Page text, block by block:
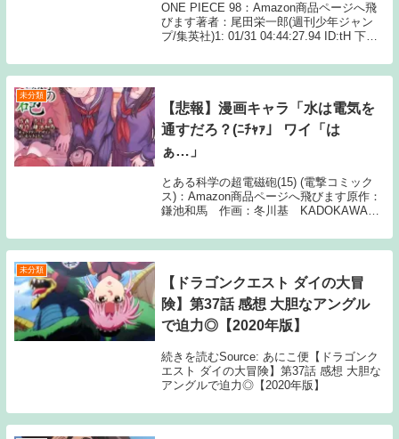
ONE PIECE 98：Amazon商品ページへ飛
びます著者：尾田栄一郎(週刊少年ジャン
プ/集英社)1: 01/31 04:44:27.94 ID:tH 下手
き合わされてメチャクチャ 2: 01/31...
未分類
【悲報】漫画キャラ「水は電気を
通すだろ？(ﾆﾁｬｧ」 ワイ「は
ぁ…」
とある科学の超電磁砲(15) (電撃コミック
ス)：Amazon商品ページへ飛びます原作：
鎌池和馬 作画：冬川基 KADOKAWA1:
2: 名無しさん 火矢で鉄が溶けるぞ 3: 名無
しさん 今度は何...
未分類
【ドラゴンクエスト ダイの大冒
険】第37話 感想 大胆なアングル
で迫力◎【2020年版】
続きを読むSource: あにこ便【ドラゴンク
エスト ダイの大冒険】第37話 感想 大胆な
アングルで迫力◎【2020年版】